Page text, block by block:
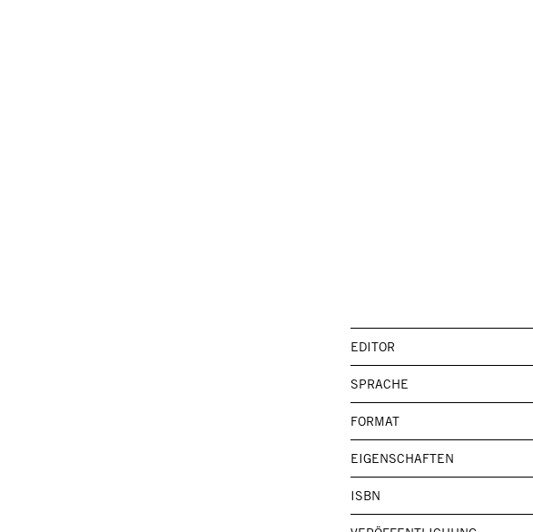
EDITOR
SPRACHE
FORMAT
EIGENSCHAFTEN
ISBN